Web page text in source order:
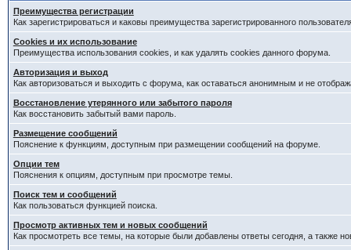
Преимущества регистрации
Как зарегистрироваться и каковы преимущества зарегистрированного
Cookies и их использование
Преимущества использования cookies, и как удалять cookies данного форума.
Авторизация и выход
Как авторизоваться и выходить с форума, как оставаться анонимным и не
Восстановление утерянного или забытого пароля
Как восстановить забытый вами пароль.
Размещение сообщений
Пояснение к функциям, доступным при размещении сообщений на форуме.
Опции тем
Пояснения к опциям, доступным при просмотре темы.
Поиск тем и сообщений
Как пользоваться функцией поиска.
Просмотр активных тем и новых сообщений
Как просмотреть все темы, на которые были добавлены ответы сегодня, а также